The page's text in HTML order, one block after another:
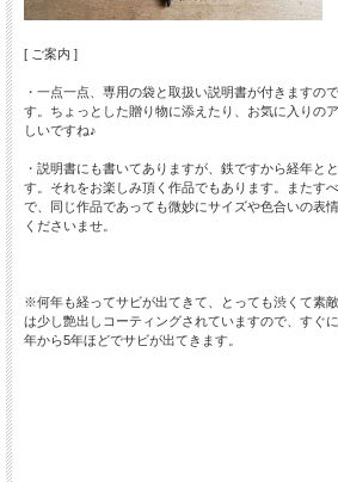
[ ご案内 ]
・一点一点、専用の袋と取扱い説明書が付きますの
す。ちょっとした贈り物に添えたり、お気に入りの
しいですね♪
・説明書にも書いてありますが、鉄ですから経年と
す。それをお楽しみ頂く作品でもあります。またす
で、同じ作品であっても微妙にサイズや色合いの表
くださいませ。
※何年も経ってサビが出てきて、とっても渋くて素
は少し艶出しコーティングされていますので、すぐ
年から5年ほどでサビが出てきます。